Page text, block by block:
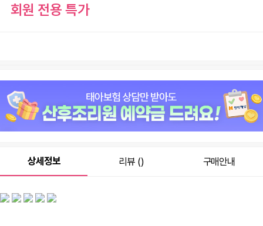
회원 전용 특가
총 상품 금액 0원
바
니
선
하
기
상세정보 리뷰 () 구매안내